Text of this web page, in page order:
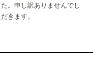
。申し訳ありませんでし
きます。